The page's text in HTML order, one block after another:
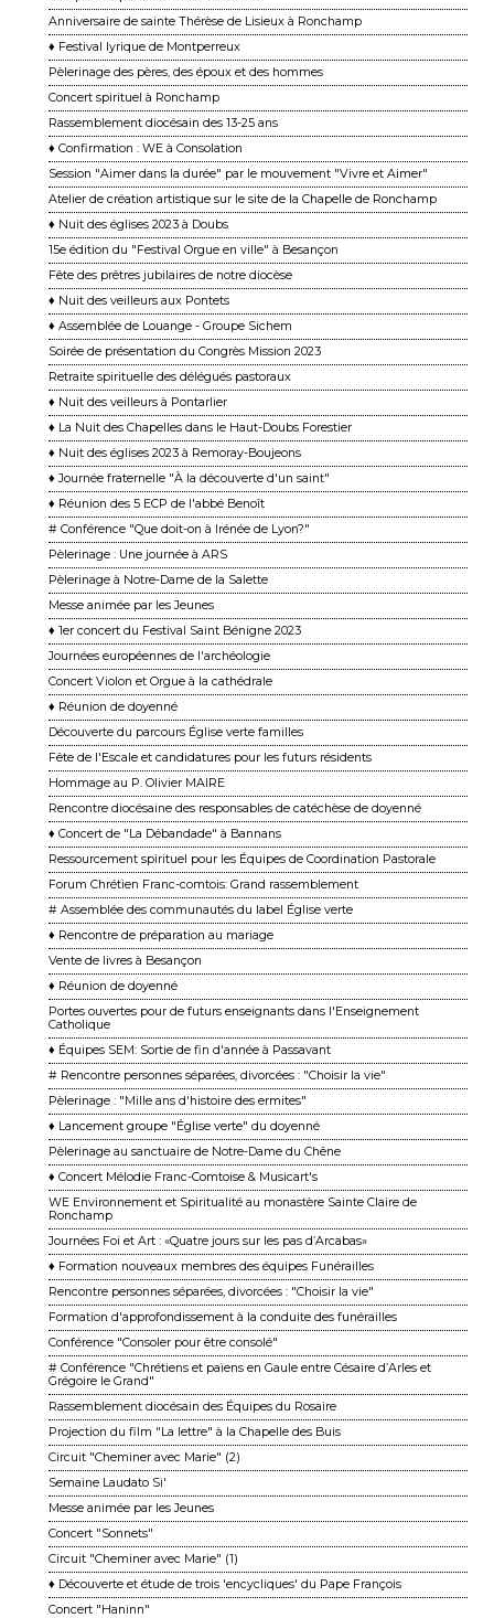
Anniversaire de sainte Thérèse de Lisieux à Ronchamp
♦ Festival lyrique de Montperreux
Pèlerinage des pères, des époux et des hommes
Concert spirituel à Ronchamp
Rassemblement diocésain des 13-25 ans
♦ Confirmation : WE à Consolation
Session "Aimer dans la durée" par le mouvement "Vivre et Aimer"
Atelier de création artistique sur le site de la Chapelle de Ronchamp
♦ Nuit des églises 2023 à Doubs
15e édition du "Festival Orgue en ville" à Besançon
Fête des prêtres jubilaires de notre diocèse
♦ Nuit des veilleurs aux Pontets
♦ Assemblée de Louange - Groupe Sichem
Soirée de présentation du Congrès Mission 2023
Retraite spirituelle des délégués pastoraux
♦ Nuit des veilleurs à Pontarlier
♦ La Nuit des Chapelles dans le Haut-Doubs Forestier
♦ Nuit des églises 2023 à Remoray-Boujeons
♦ Journée fraternelle "À la découverte d'un saint"
♦ Réunion des 5 ECP de l'abbé Benoît
# Conférence "Que doit-on à Irénée de Lyon?"
Pèlerinage : Une journée à ARS
Pèlerinage à Notre-Dame de la Salette
Messe animée par les Jeunes
♦ 1er concert du Festival Saint Bénigne 2023
Journées européennes de l'archéologie
Concert Violon et Orgue à la cathédrale
♦ Réunion de doyenné
Découverte du parcours Église verte familles
Fête de l'Escale et candidatures pour les futurs résidents
Hommage au P. Olivier MAIRE
Rencontre diocésaine des responsables de catéchèse de doyenné
♦ Concert de "La Débandade" à Bannans
Ressourcement spirituel pour les Équipes de Coordination Pastorale
Forum Chrétien Franc-comtois: Grand rassemblement
# Assemblée des communautés du label Église verte
♦ Rencontre de préparation au mariage
Vente de livres à Besançon
♦ Réunion de doyenné
Portes ouvertes pour de futurs enseignants dans l'Enseignement
Catholique
♦ Équipes SEM: Sortie de fin d'année à Passavant
# Rencontre personnes séparées, divorcées : "Choisir la vie"
Pèlerinage : "Mille ans d'histoire des ermites"
♦ Lancement groupe "Église verte" du doyenné
Pèlerinage au sanctuaire de Notre-Dame du Chêne
♦ Concert Mélodie Franc-Comtoise & Musicart's
WE Environnement et Spiritualité au monastère Sainte Claire de
Ronchamp
Journées Foi et Art : «Quatre jours sur les pas d’Arcabas»
♦ Formation nouveaux membres des équipes Funérailles
Rencontre personnes séparées, divorcées : "Choisir la vie"
Formation d'approfondissement à la conduite des funérailles
Conférence "Consoler pour être consolé"
# Conférence "Chrétiens et païens en Gaule entre Césaire d’Arles et
Grégoire le Grand"
Rassemblement diocésain des Équipes du Rosaire
Projection du film "La lettre" à la Chapelle des Buis
Circuit "Cheminer avec Marie" (2)
Semaine Laudato Si'
Messe animée par les Jeunes
Concert "Sonnets"
Circuit "Cheminer avec Marie" (1)
♦ Découverte et étude de trois 'encycliques' du Pape François
Concert "Haninn"